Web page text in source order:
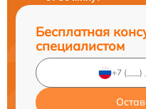
Бесплатная
специалистом